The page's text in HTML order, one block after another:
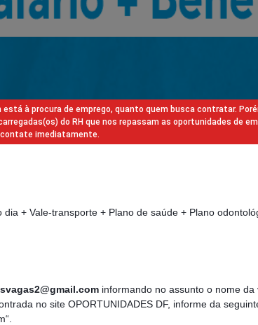
à procura de emprego, quanto quem busca contratar.
do RH que nos repassam as oportunidades de
imediatamente.
+ Vale-transporte + Plano de saúde + Plano
informando no assunto o nome da
no site OPORTUNIDADES DF, informe da